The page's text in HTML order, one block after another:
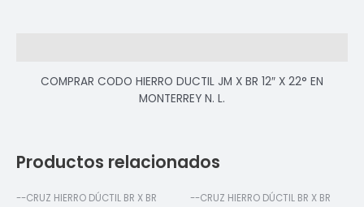
COMPRAR CODO HIERRO DUCTIL JM X BR 12″ X 22° EN
MONTERREY N. L.
Productos relacionados
--CRUZ HIERRO DÚCTIL BR X BR --CRUZ HIERRO DÚCTIL BR X BR